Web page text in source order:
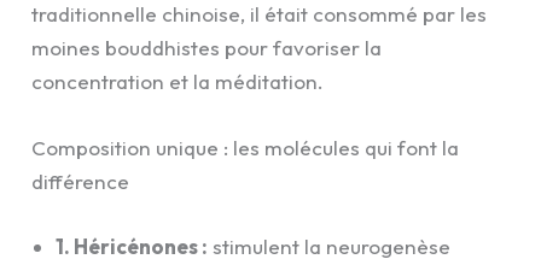
traditionnelle chinoise, il était consommé par les
moines bouddhistes pour favoriser la
concentration et la méditation.
Composition unique : les molécules qui font la
différence
1. Héricénones : stimulent la neurogenèse